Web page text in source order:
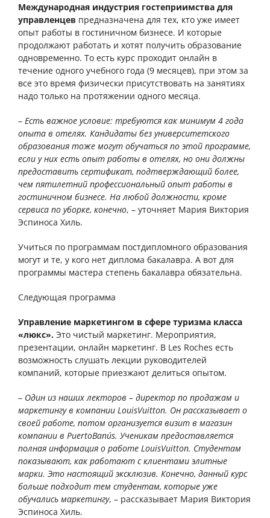
Международная индустрия гостеприимства для
управленцев предназначена для тех, кто уже имеет
опыт работы в гостиничном бизнесе. И которые
продолжают работать и хотят получить образование
одновременно. То есть курс проходит онлайн в
течение одного учебного года (9 месяцев), при этом за
все это время физически присутствовать на занятиях
надо только на протяжении одного месяца.
– Есть важное условие: требуются как минимум 4 года
опыта в отелях. Кандидаты без университетского
образования тоже могут обучаться по этой программе,
если у них есть опыт работы в отелях, но они должны
предоставить сертификат, подтверждающий более,
чем пятилетний профессиональный опыт работы в
гостиничном бизнесе. На любой должности, кроме
сервиса по уборке, конечно, – уточняет Мария Виктория
Эспиноса Хиль.
Учиться по программам постдипломного образования
могут и те, у кого нет диплома бакалавра. А вот для
программы мастера степень бакалавра обязательна.
Следующая программа
Управление маркетингом в сфере туризма класса
«люкс». Это чистый маркетинг. Мероприятия,
презентации, онлайн маркетинг. В Les Roches есть
возможность слушать лекции руководителей
компаний, которые приезжают делиться опытом.
– Один из наших лекторов – директор по продажам и
маркетингу в компании LouisVuitton. Он рассказывает о
своей работе, потом организуется визит в магазин
компании в PuertoBanús. Ученикам предоставляется
полная информация о работе LouisVuitton. Студентам
показывают, как работают с клиентами элитные
марки. Это настоящий эксклюзив. Конечно, данный курс
больше подходит тем студентам, которые уже
обучались маркетингу, – рассказывает Мария Виктория
Эспиноса Хиль.